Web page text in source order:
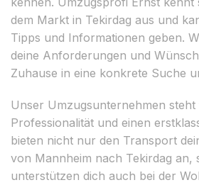
dem Markt in Tekirdag aus und
Tipps und Informationen geben.
deine Anforderungen und
Zuhause in eine konkrete Suche
Unser Umzugsunternehmen
Professionalität und einen
bieten nicht nur den Transport
von Mannheim nach Tekirdag an,
unterstützen dich auch bei der